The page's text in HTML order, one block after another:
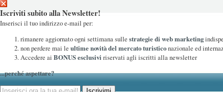
Iscriviti subito alla Newsletter!
Inserisci il tuo indirizzo e-mail per:
rimanere aggiornato ogni settimana sulle strategie di web marketing
non perdere mai le ultime novità del mercato turisticonazionale ed
Accedere ai BONUS esclusivi riservati agli iscritti alla newsletter
...perché aspettare?